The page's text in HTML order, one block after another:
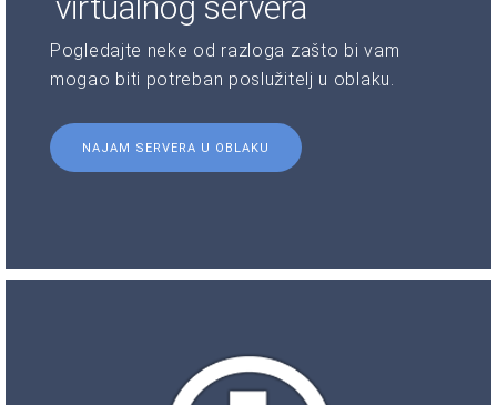
Pogledajte neke od razloga zašto bi vam
mogao biti potreban poslužitelj u oblaku.
NAJAM SERVERA U OBLAKU